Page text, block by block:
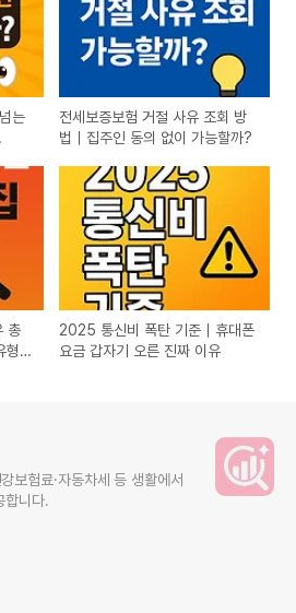
는
전세보증보험 거절 사유 조회 방
법｜집주인 동의 없이 가능할까?
총
형
2025 통신비 폭탄 기준｜휴대폰
요금 갑자기 오른 진짜 이유
보험료·자동차세 등 생활에서
합니다.